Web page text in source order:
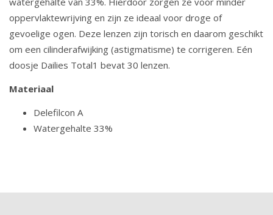
oppervlaktewrijving en zijn ze ideaal voor droge of
gevoelige ogen. Deze lenzen zijn torisch en daarom geschikt
om een cilinderafwijking (astigmatisme) te corrigeren. Eén
doosje Dailies Total1 bevat 30 lenzen.
Materiaal
Delefilcon A
Watergehalte 33%